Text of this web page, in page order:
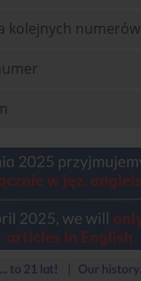
kolejnych numerów